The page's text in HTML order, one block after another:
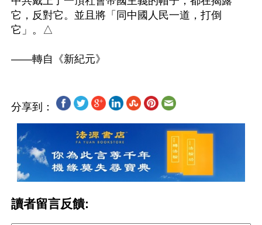
它，反對它。並且將「同中國人民一道，打倒
它」。△
分享到：
讀者留言反饋: